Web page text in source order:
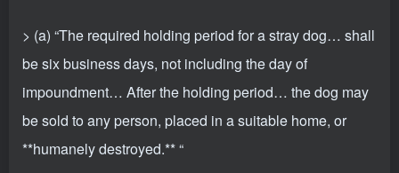
> (a) “The required holding period for a stray dog… shall
be six business days, not including the day of
impoundment… After the holding period… the dog may
be sold to any person, placed in a suitable home, or
**humanely destroyed.** “